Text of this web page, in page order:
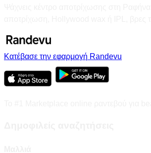
Κατέβασε την εφαρμογή Randevu